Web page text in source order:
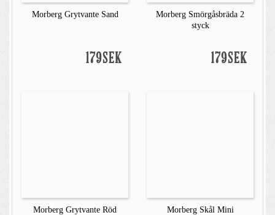
Morberg Grytvante Sand
179SEK
Morberg Smörgåsbräda 2
styck
179SEK
Morberg Grytvante Röd Morberg Skål Mini